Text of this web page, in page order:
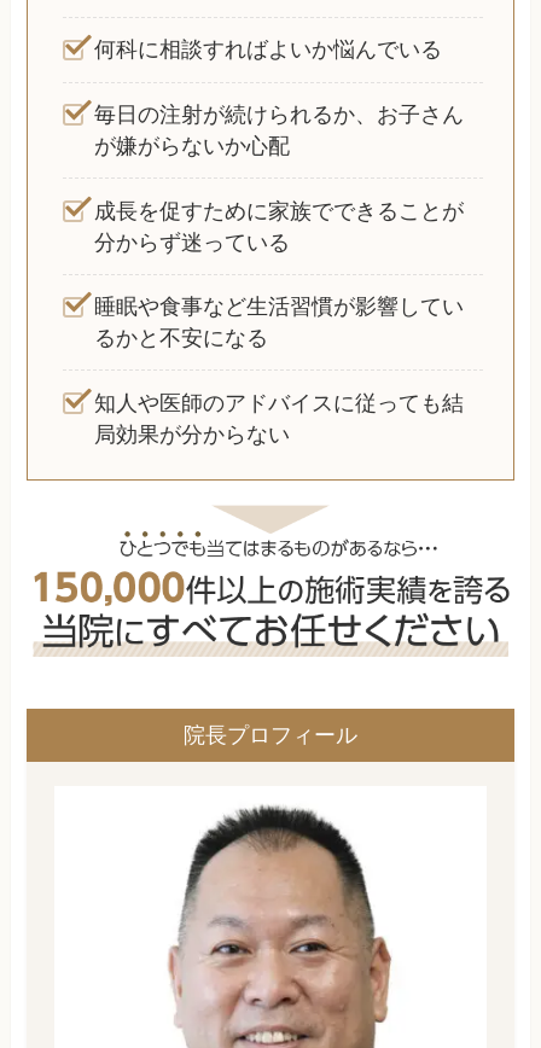
何科に相談すればよいか悩んでいる
毎日の注射が続けられるか、お子さん
が嫌がらないか心配
成長を促すために家族でできることが
分からず迷っている
睡眠や食事など生活習慣が影響してい
るかと不安になる
知人や医師のアドバイスに従っても結
局効果が分からない
院長プロフィール